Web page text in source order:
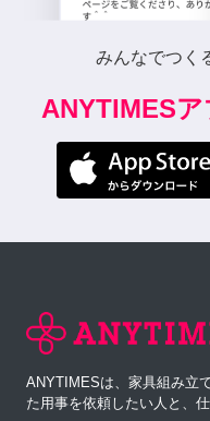
みんなでつく
ANYTIMES
ANYTIMESは、家具組み立
た用事を依頼したい人と、